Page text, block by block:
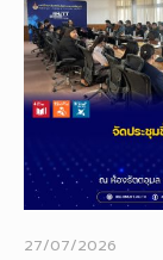
27/07/2026